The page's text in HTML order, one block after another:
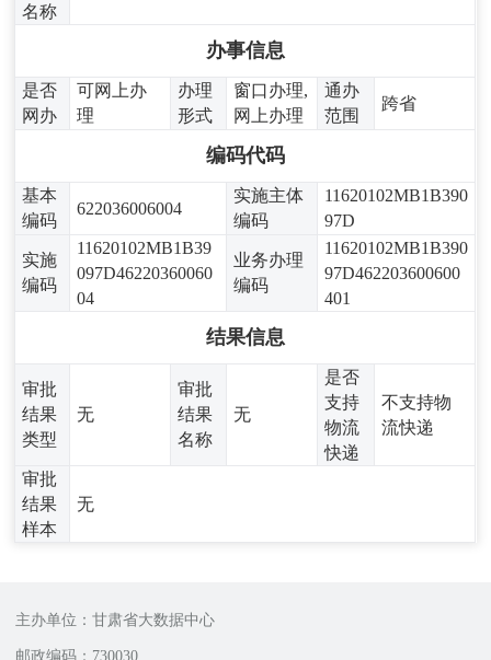
名称
办事信息
是否
网办
可网上办
理
办理
形式
窗口办理,
网上办理
通办
范围
跨省
编码代码
基本
编码
622036006004
实施主体
编码
11620102MB1B390
97D
实施
编码
11620102MB1B39
097D46220360060
04
业务办理
编码
11620102MB1B390
97D462203600600
401
结果信息
审批
结果
类型
无
审批
结果
名称
无
是否
支持
物流
快递
不支持物
流快递
审批
结果
样本
无
主办单位：甘肃省大数据中心
邮政编码：730030